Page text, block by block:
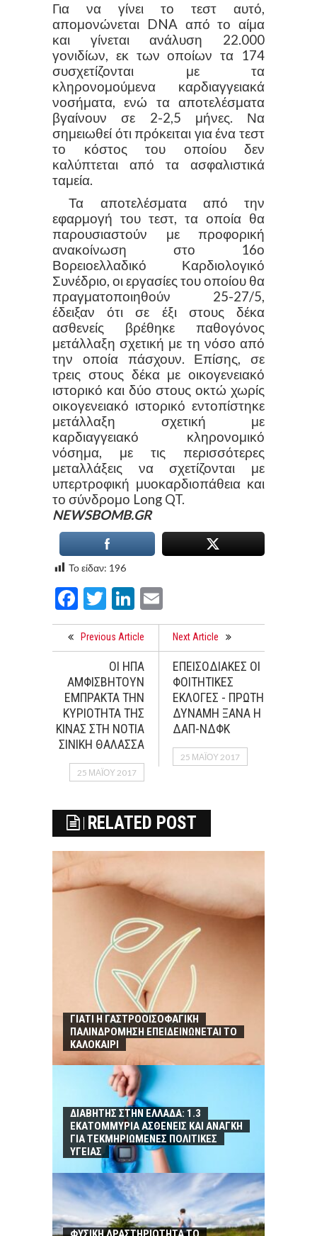
Για να γίνει το τεστ αυτό,
απομονώνεται DNA από το αίμα
και γίνεται ανάλυση 22.000
γονιδίων, εκ των οποίων τα 174
συσχετίζονται με τα
κληρονομούμενα καρδιαγγειακά
νοσήματα, ενώ τα αποτελέσματα
βγαίνουν σε 2-2,5 μήνες. Να
σημειωθεί ότι πρόκειται για ένα τεστ
το κόστος του οποίου δεν
καλύπτεται από τα ασφαλιστικά
ταμεία.
Τα αποτελέσματα από την
εφαρμογή του τεστ, τα οποία θα
παρουσιαστούν με προφορική
ανακοίνωση στο 16ο
Βορειοελλαδικό Καρδιολογικό
Συνέδριο, οι εργασίες του οποίου θα
πραγματοποιηθούν 25-27/5,
έδειξαν ότι σε έξι στους δέκα
ασθενείς βρέθηκε παθογόνος
μετάλλαξη σχετική με τη νόσο από
την οποία πάσχουν. Επίσης, σε
τρεις στους δέκα με οικογενειακό
ιστορικό και δύο στους οκτώ χωρίς
οικογενειακό ιστορικό εντοπίστηκε
μετάλλαξη σχετική με
καρδιαγγειακό κληρονομικό
νόσημα, με τις περισσότερες
μεταλλάξεις να σχετίζονται με
υπερτροφική μυοκαρδιοπάθεια και
το σύνδρομο Long QT.
NEWSBOMB.GR
Το είδαν: 196
Facebook
TwitterLinkedIn
Previous Article
ΟΙ ΗΠΑ
ΑΜΦΙΣΒΗΤΟΥΝ
ΕΜΠΡΑΚΤΑ ΤΗΝ
ΚΥΡΙΟΤΗΤΑ ΤΗΣ
ΚΙΝΑΣ ΣΤΗ ΝΟΤΙΑ
ΣΙΝΙΚΗ ΘΑΛΑΣΣΑ
25 ΜΑΪ́ΟΥ 2017
Next Article
ΕΠΕΙΣΟΔΙΑΚΕΣ ΟΙ
ΦΟΙΤΗΤΙΚΕΣ
ΕΚΛΟΓΕΣ - ΠΡΩΤΗ
ΔΥΝΑΜΗ ΞΑΝΑ Η
ΔΑΠ-ΝΔΦΚ
25 ΜΑΪ́ΟΥ 2017
RELATED POST
ΓΙΑΤΙ Η ΓΑΣΤΡΟΟΙΣΟΦΑΓΙΚΗ
ΠΑΛΙΝΔΡΟΜΗΣΗ ΕΠΕΙΔΕΙΝΩΝΕΤΑΙ ΤΟ
ΚΑΛΟΚΑΙΡΙ
ΔΙΑΒΗΤΗΣ ΣΤΗΝ ΕΛΛΑΔΑ: 1.3
ΕΚΑΤΟΜΜΥΡΙΑ ΑΣΘΕΝΕΙΣ ΚΑΙ ΑΝΑΓΚΗ
ΓΙΑ ΤΕΚΜΗΡΙΩΜΕΝΕΣ ΠΟΛΙΤΙΚΕΣ
ΥΓΕΙΑΣ